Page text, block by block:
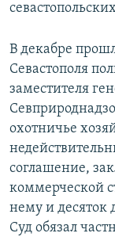
В декабре
Севастополя
заместителя
охотничье
соглашение,
коммерческой
нему и десяток
Суд обязал